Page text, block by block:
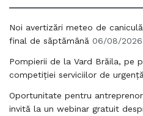
Noi avertizări meteo de
final de săptămână 06/08/2026
Pompierii de la Vard Brăila, pe
competiției serviciilor de
Oportunitate pentru
invită la un webinar gratuit